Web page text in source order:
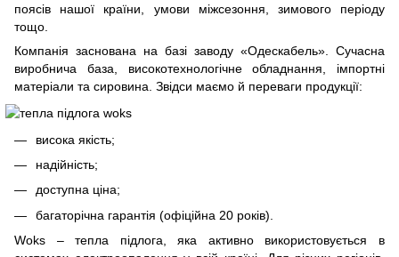
поясів нашої країни, умови міжсезоння, зимового періоду
тощо.
Компанія заснована на базі заводу «Одескабель». Сучасна
виробнича база, високотехнологічне обладнання, імпортні
матеріали та сировина. Звідси маємо й переваги продукції:
висока якість;
надійність;
доступна ціна;
багаторічна гарантія (офіційна 20 років).
Woks – тепла підлога, яка активно використовується в